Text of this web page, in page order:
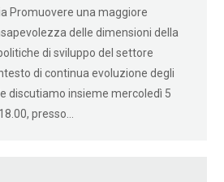
Promuovere una maggiore
delle dimensioni della
di sviluppo del settore
di continua evoluzione degli
discutiamo insieme mercoledì 5
presso…